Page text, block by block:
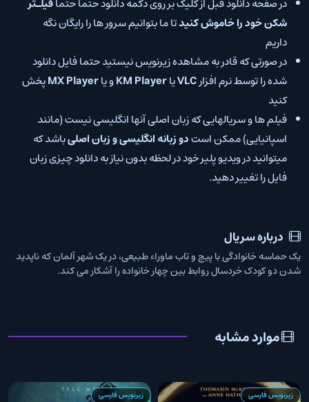
شکن خود را خاموش کنیدتا ما بتوانیم سرور ها را رایگان نگه
داریم
در صورتی که قادر به مشاهده زیرنویس نیستید حتما فایل دانلود
شده را توسط نرم افزارVLCیاKM Playerو یاMX Playerپخش
کنید
فیلم ها و سریالهایی که زبان اصلی آنها انگلیسی نیست (مانند
اسپانیایی) ممکن استدو زبانه انگلیسی و زبان اصلیباشد که
میتوانید در ویدیو پلیر خود در لحظه بدون نیاز به دانلود چیزی زبان
فایل را تغییر دهید.
درباره سریال
یک حماسه خانوادگی با پیچ و تاب ماوراء طبیعی، در یک شهر آلمان که ناپدید
شدن دو کودک خردسال روابط بین چهار خانواده را آشکار می کند.
موارد مشابه
زیرنویس فارسی زیرنویس فارسی